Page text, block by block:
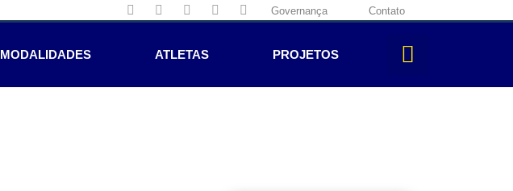
Governança Contato
MODALIDADES ATLETAS PROJETOS